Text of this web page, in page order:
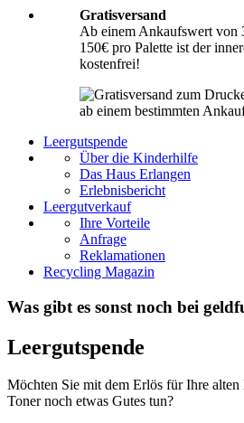
Gratisversand
Ab einem Ankaufswert von
150€ pro Palette ist der
kostenfrei!
Leergutspende
Über die Kinderhilfe
Das Haus Erlangen
Erlebnisbericht
Leergutverkauf
Ihre Vorteile
Anfrage
Reklamationen
Recycling Magazin
Was gibt es sonst noch bei
Leergutspende
Möchten Sie mit dem Erlös für Ihre
Toner noch etwas Gutes tun?